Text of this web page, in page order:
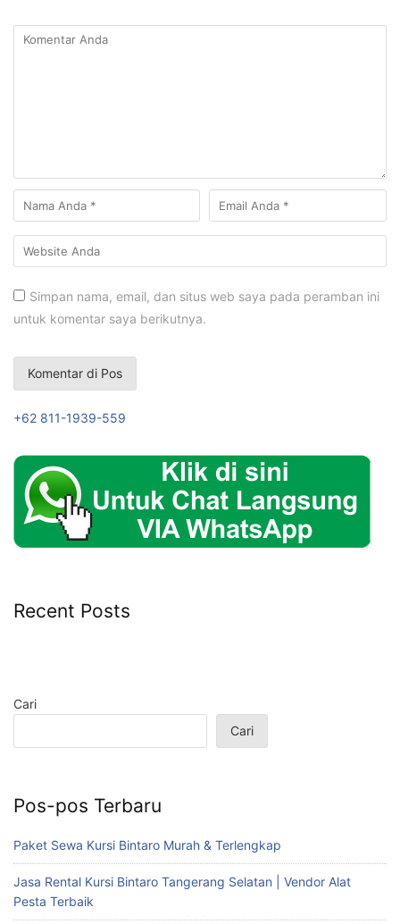
Simpan nama, email, dan situs web saya pada peramban ini
untuk komentar saya berikutnya.
+62 811-1939-559
Recent Posts
Cari
Cari
Pos-pos Terbaru
Paket Sewa Kursi Bintaro Murah & Terlengkap
Jasa Rental Kursi Bintaro Tangerang Selatan | Vendor Alat
Pesta Terbaik